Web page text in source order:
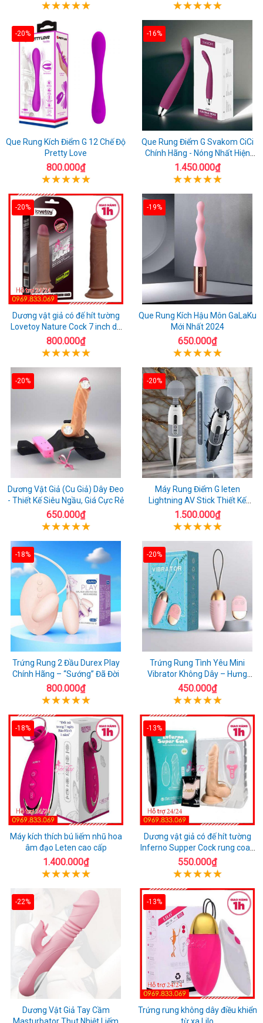
-20%
Que Rung Kích Điểm G 12 Chế Độ
Pretty Love
800.000₫
-16%
Que Rung Điểm G Svakom CiCi
Chính Hãng - Nóng Nhất Hiện
Nay
1.450.000₫
-20%
Dương vật giả có đế hít tường
Lovetoy Nature Cock 7 inch da
đen
800.000₫
-19%
Que Rung Kích Hậu Môn GaLaKu
Mới Nhất 2024
650.000₫
-20%
Dương Vật Giả (Cu Giả) Dây Đeo
- Thiết Kế Siêu Ngầu, Giá Cực Rẻ
650.000₫
-20%
Máy Rung Điểm G leten
Lightning AV Stick Thiết Kế
Thông Minh
1.500.000₫
-18%
Trứng Rung 2 Đầu Durex Play
Chính Hãng – “Sướng” Đã Đời
800.000₫
-20%
Trứng Rung Tình Yêu Mini
Vibrator Không Dây – Hưng
Phấn Mọi Nơi
450.000₫
-18%
Máy kích thích bú liếm nhũ hoa
âm đạo Leten cao cấp
1.400.000₫
-13%
Dương vật giả có đế hít tường
Inferno Supper Cock rung coay
7 chế độ
550.000₫
-22%
Dương Vật Giả Tay Cầm
Masturbator Thụt Nhiệt Liếm
-13%
Trứng rung không dây điều khiển
từ xa Lilo